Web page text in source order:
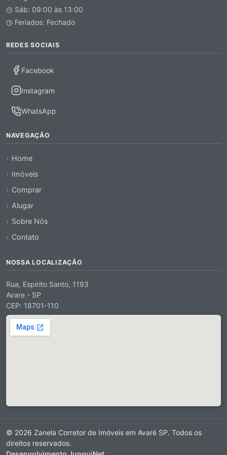
Sáb: 09:00 às 13:00
Feriados: Fechado
REDES SOCIAIS
Facebook
Instagram
WhatsApp
NAVEGAÇÃO
Home
Imóveis
Comprar
Alugar
Sobre Nós
Contato
NOSSA LOCALIZAÇÃO
Rua, Espirito Santo, 1193
Avare - SP
CEP: 18701-110
© 2026 Zanela Corretor de Imóveis em Avaré SP. Todos os
direitos reservados.